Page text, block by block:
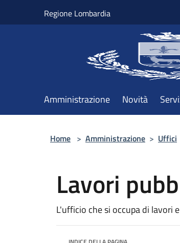
Regione Lombardia
Amministrazione Novità
Home > Amministrazione > Uffici
Lavori
L'ufficio che si occupa di lavori